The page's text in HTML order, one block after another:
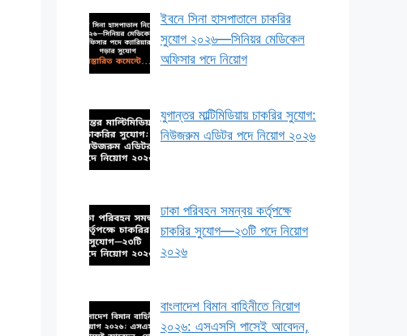
ইবনে সিনা হাসপাতালে চাকরির
সুযোগ ২০২৬—সিনিয়র মেডিকেল
অফিসার পদে নিয়োগ
যুগান্তর মাল্টিমিডিয়ায় চাকরির সুযোগ:
নিউজরুম এডিটর পদে নিয়োগ ২০২৬
ঢাকা পরিবহন সমন্বয় কর্তৃপক্ষে
চাকরির সুযোগ—২৩টি পদে নিয়োগ
২০২৬
বাংলাদেশ বিমান বাহিনীতে নিয়োগ
২০২৬: এসএসসি পাসেই আবেদন,